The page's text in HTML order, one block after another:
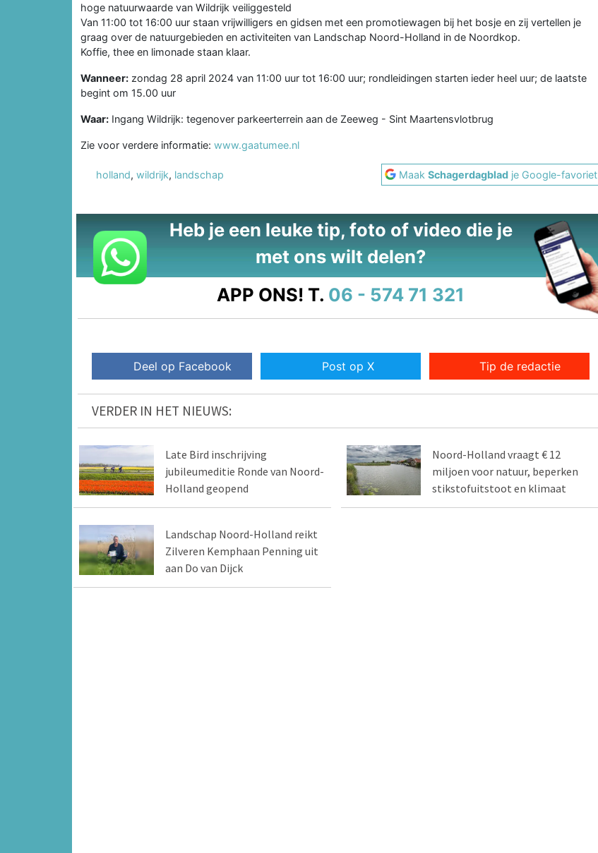
hoge natuurwaarde van Wildrijk veiliggesteld
Van 11:00 tot 16:00 uur staan vrijwilligers en gidsen met een promotiewagen bij het bosje en zij vertellen je
graag over de natuurgebieden en activiteiten van Landschap Noord-Holland in de Noordkop.
Koffie, thee en limonade staan klaar.
Wanneer: zondag 28 april 2024 van 11:00 uur tot 16:00 uur; rondleidingen starten ieder heel uur; de laatste
begint om 15.00 uur
Waar: Ingang Wildrijk: tegenover parkeerterrein aan de Zeeweg - Sint Maartensvlotbrug
Zie voor verdere informatie: www.gaatumee.nl
holland, wildrijk, landschap MaakSchagerdagblad je Google-favoriet
Heb je een leuke tip, foto of video die je
met ons wilt delen?
APP ONS! T. 06 - 574 71 321
Deel op Facebook Post op X Tip de redactie
VERDER IN HET NIEUWS:
Late Bird inschrijving
jubileumeditie Ronde van Noord-
Holland geopend
Noord-Holland vraagt € 12
miljoen voor natuur, beperken
stikstofuitstoot en klimaat
Landschap Noord-Holland reikt
Zilveren Kemphaan Penning uit
aan Do van Dijck